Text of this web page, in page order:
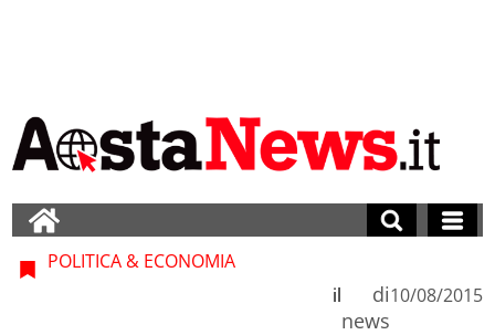
POLITICA & ECONOMIA
di
news
il 10/08/2015